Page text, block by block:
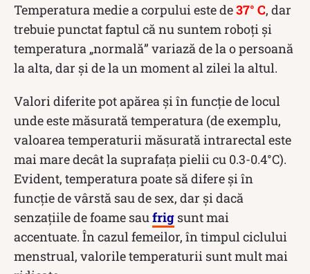
Temperatura medie a corpului este de37° C, dar
trebuie punctat faptul că nu suntem roboți și
temperatura „normală” variază de la o persoană
la alta, dar și de la un moment al zilei la altul.
Valori diferite pot apărea și în funcție de locul
unde este măsurată temperatura (de exemplu,
valoarea temperaturii măsurată intrarectal este
mai mare decât la suprafața pielii cu 0.3-0.4°C).
Evident, temperatura poate să difere și în
funcție de vârstă sau de sex, dar și dacă
senzațiile de foame sau frig sunt mai
accentuate. În cazul femeilor, în timpul ciclului
menstrual, valorile temperaturii sunt mult mai